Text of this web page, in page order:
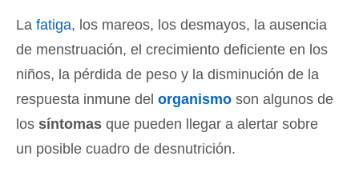
La fatiga, los mareos, los desmayos, la ausencia
de menstruación, el crecimiento deficiente en los
niños, la pérdida de peso y la disminución de la
respuesta inmune del organismo son algunos de
los síntomas que pueden llegar a alertar sobre
un posible cuadro de desnutrición.